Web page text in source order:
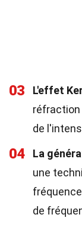
03 L'effet
réfraction
de
04 La
une
de